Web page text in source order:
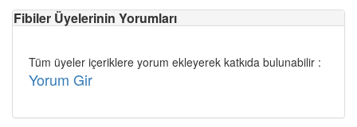
Fibiler Üyelerinin Yorumları
Tüm üyeler içeriklere yorum ekleyerek katkıda bulunabilir :
Yorum Gir